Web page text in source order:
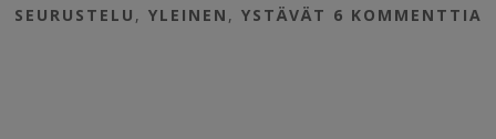
SEURUSTELU ,YLEINEN ,YSTÄVÄT 6 KOMMENTTIA